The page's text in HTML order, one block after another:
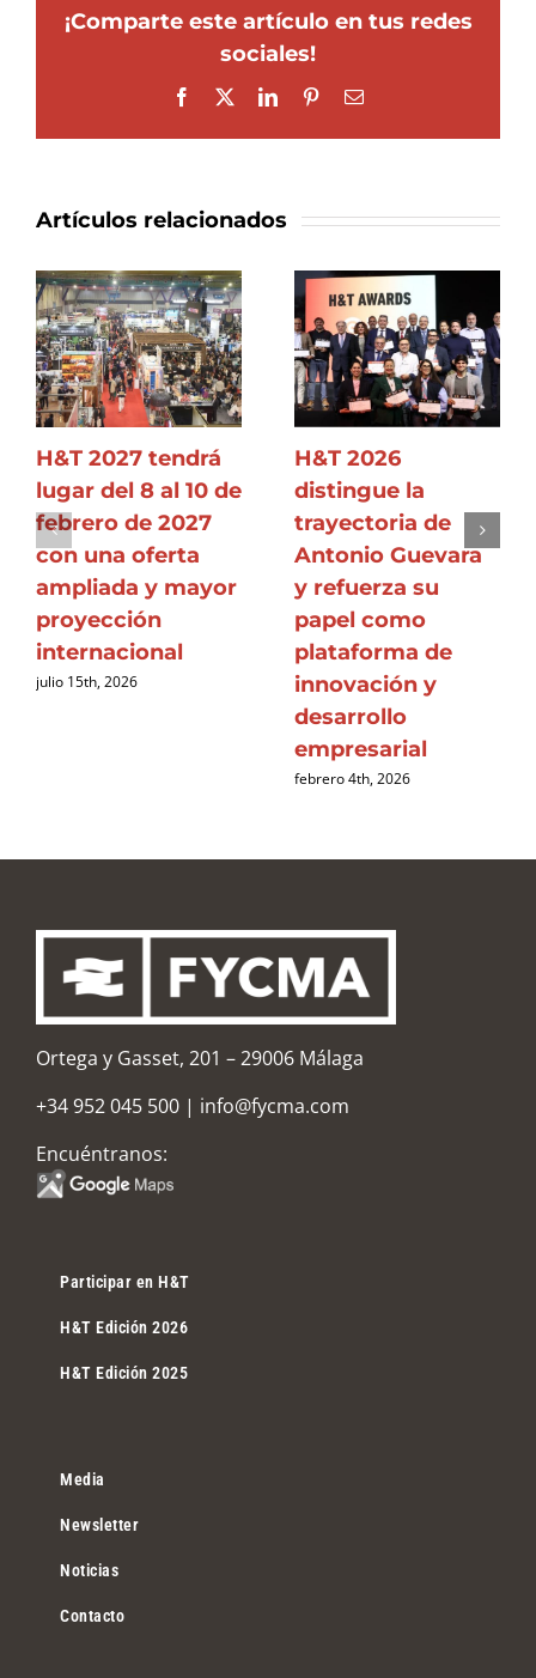
¡Comparte este artículo en tus redes
sociales!
Facebook LinkedInPinterestCorreo
Artículos relacionados
H&T 2027 tendrá
lugar del 8 al 10 de
febrero de 2027
con una oferta
ampliada y mayor
proyección
internacional
julio 15th, 2026
H&T 2026
distingue la
trayectoria de
Antonio Guevara
y refuerza su
papel como
plataforma de
innovación y
desarrollo
empresarial
febrero 4th, 2026
Ortega y Gasset, 201 – 29006 Málaga
+34 952 045 500 | info@fycma.com
Encuéntranos:
Participar en H&T
H&T Edición 2026
H&T Edición 2025
Media
Newsletter
Noticias
Contacto